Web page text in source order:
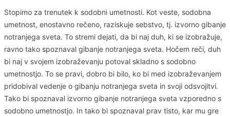
Stopimo za trenutek k sodobni umetnosti. Kot veste, sodobna
umetnost, enostavno rečeno, raziskuje sebstvo, tj. izvorno gibanje
notranjega sveta. To stremi dejati, da bi naj duh, ki se izobražuje,
ravno tako spoznaval gibanje notranjega sveta. Hočem reči, duh
bi naj v svojem izobraževanju potoval skladno s sodobno
umetnostjo. To se pravi, dobro bi bilo, ko bi med izobraževanjem
pridobival vedenje o gibanju notranjega sveta in svoji odsvojitvi.
Tako bi spoznaval izvorno gibanje notranjega sveta vzporedno s
sodobno umetnostjo. In tako bi spoznaval prav tisto, kar mu gre